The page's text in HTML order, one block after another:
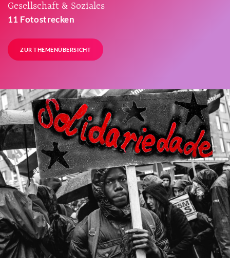
Gesellschaft & Soziales
11 Fotostrecken
ZUR THEMENÜBERSICHT